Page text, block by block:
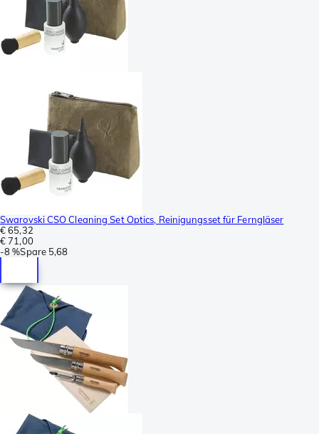
Swarovski CSO Cleaning Set Optics, Reinigungsset für Ferngläser
€ 65,32
€ 71,00
-8 %Spare 5,68